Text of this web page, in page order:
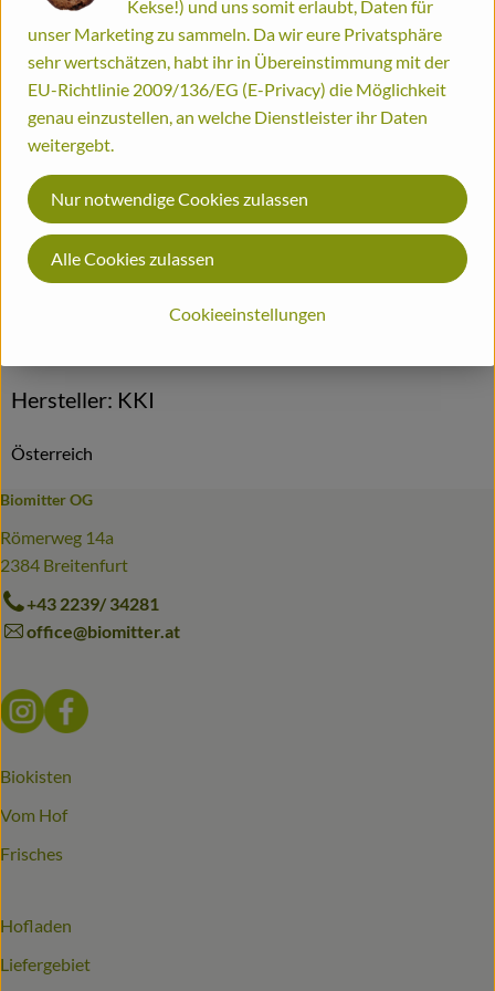
Bestellinformationen
Biohof
Dieser Artikel wird genau eingewogen.
Info Herkunft
Info
Produktinformationen
Hersteller: KKI
Österreich
Biomitter OG
Römerweg 14a
2384 Breitenfurt
+43 2239/ 34281
office@biomitter.at
Externer Link zu https://www.instagram.com/
Externer Link zu https://www.facebook.com/
Biokisten
Vom Hof
Frisches
Hofladen
Liefergebiet
Kekse!) und uns somit erlaubt, Daten für
unser Marketing zu sammeln. Da wir eure Privatsphäre
sehr wertschätzen, habt ihr in Übereinstimmung mit der
EU-Richtlinie 2009/136/EG (E-Privacy) die Möglichkeit
genau einzustellen, an welche Dienstleister ihr Daten
weitergebt.
Cookieeinstellungen
Nur notwendige Cookies zulassen
Alle Cookies zulassen